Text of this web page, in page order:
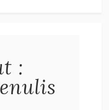
: